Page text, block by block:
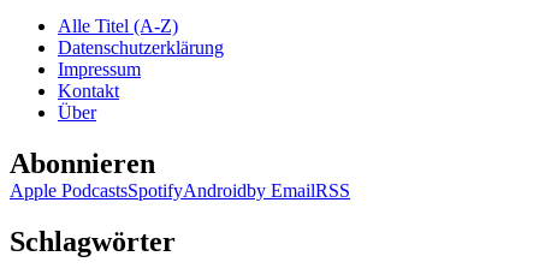
Alle Titel (A-Z)
Datenschutzerklärung
Impressum
Kontakt
Über
Abonnieren
Apple PodcastsSpotifyAndroidby EmailRSS
Schlagwörter